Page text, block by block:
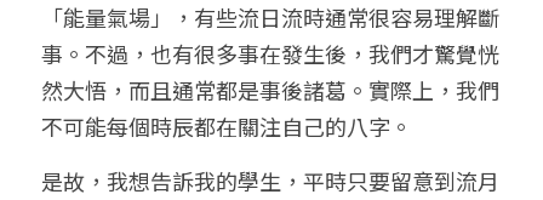
五行八字線上班
「能量氣場」，有些流日流時通常很容易理解斷
事。不過，也有很多事在發生後，我們才驚覺恍
然大悟，而且通常都是事後諸葛。實際上，我們
不可能每個時辰都在關注自己的八字。
是故，我想告訴我的學生，平時只要留意到流月